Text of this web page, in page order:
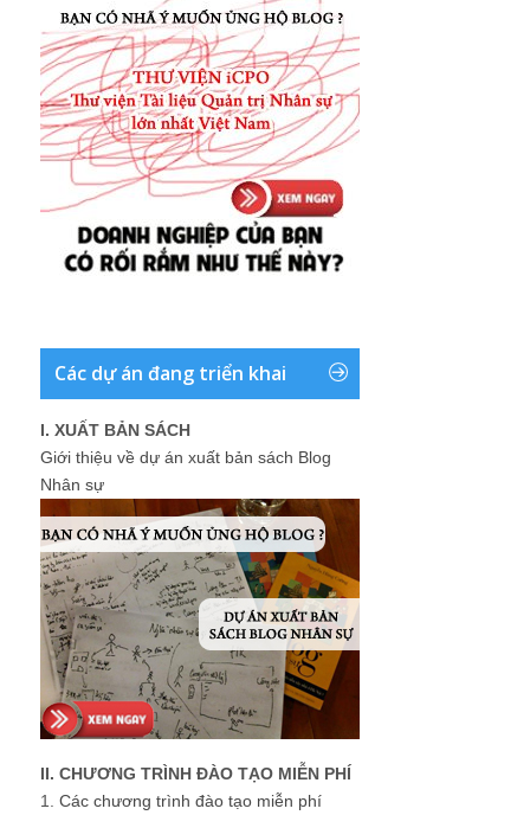
Các dự án đang triển khai
I. XUẤT BẢN SÁCH
Giới thiệu về dự án xuất bản sách Blog
Nhân sự
II. CHƯƠNG TRÌNH ĐÀO TẠO MIỄN PHÍ
1. Các chương trình đào tạo miễn phí